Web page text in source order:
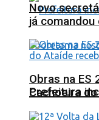
Prefeitura
Novo
já comandou
Obras na ES
Cachoeira